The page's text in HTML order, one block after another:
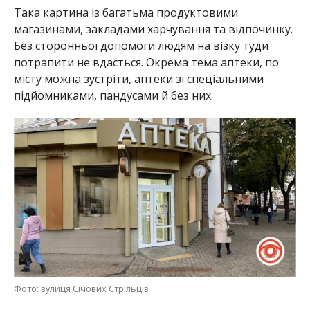
Така картина із багатьма продуктовими
магазинами, закладами харчування та відпочинку.
Без сторонньої допомоги людям на візку туди
потрапити не вдасться. Окрема тема аптеки, по
місту можна зустріти, аптеки зі спеціальними
підйомниками, пандусами й без них.
Фото: вулиця Січових Стрільців